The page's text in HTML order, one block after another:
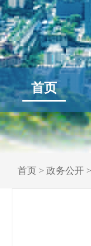
首页
首页 > 政务公开 >